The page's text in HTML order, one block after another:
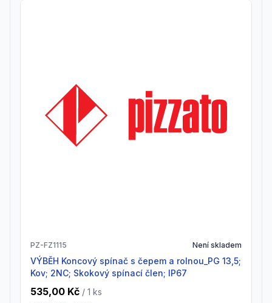
PZ-FZ1115 Není skladem
VÝBĚH Koncový spínač s čepem a rolnou_PG 13,5;
Kov; 2NC; Skokový spínací člen; IP67
535,00 Kč / 1 ks